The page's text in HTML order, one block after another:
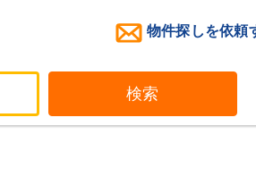
物件探しを依頼
検索